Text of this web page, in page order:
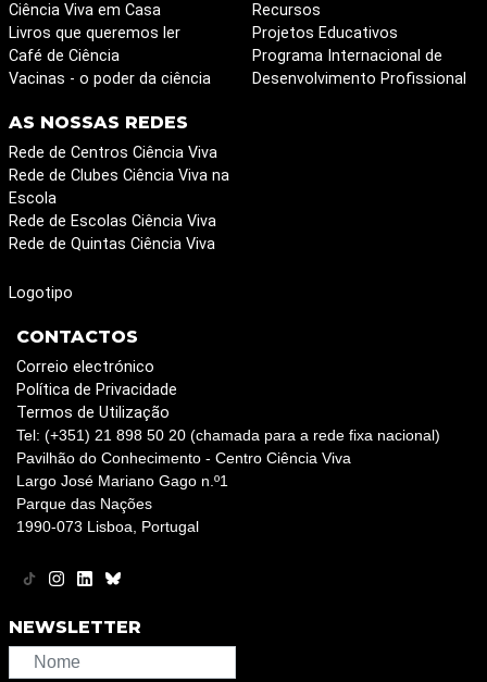
Ciência Viva em Casa
Livros que queremos ler
Café de Ciência
Vacinas - o poder da ciência
Recursos
Projetos Educativos
Programa Internacional de
Desenvolvimento Profissional
AS NOSSAS REDES
Rede de Centros Ciência Viva
Rede de Clubes Ciência Viva na
Escola
Rede de Escolas Ciência Viva
Rede de Quintas Ciência Viva
Logotipo
CONTACTOS
Correio electrónico
Política de Privacidade
Termos de Utilização
Tel: (+351) 21 898 50 20 (chamada para a rede fixa nacional)
Pavilhão do Conhecimento - Centro Ciência Viva
Largo José Mariano Gago n.º1
Parque das Nações
1990-073 Lisboa, Portugal
NEWSLETTER